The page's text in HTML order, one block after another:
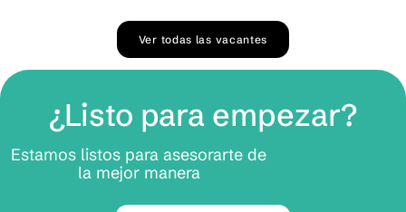
Ver todas las vacantes
¿Listo para empezar?
Estamos listos para asesorarte de
la mejor manera